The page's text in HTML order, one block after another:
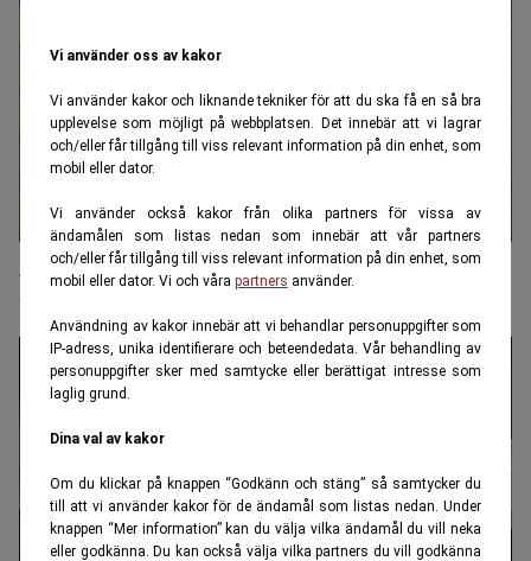
Vi använder oss av kakor
Vi använder kakor och liknande tekniker för att du ska få en så bra
upplevelse som möjligt på webbplatsen. Det innebär att vi lagrar
och/eller får tillgång till viss relevant information på din enhet, som
mobil eller dator.
Vi använder också kakor från olika partners för vissa av
ändamålen som listas nedan som innebär att vår partners
och/eller får tillgång till viss relevant information på din enhet, som
mobil eller dator. Vi och våra partners använder.
Användning av kakor innebär att vi behandlar personuppgifter som
IP-adress, unika identifierare och beteendedata. Vår behandling av
personuppgifter sker med samtycke eller berättigat intresse som
laglig grund.
Dina val av kakor
Om du klickar på knappen “Godkänn och stäng” så samtycker du
till att vi använder kakor för de ändamål som listas nedan. Under
knappen “Mer information” kan du välja vilka ändamål du vill neka
eller godkänna. Du kan också välja vilka partners du vill godkänna
Apotek varnar för felaktiga råd om läkemedel för
viktminskning